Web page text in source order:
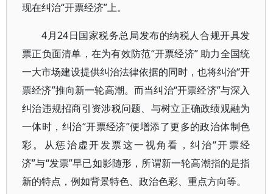
现在纠治“开票经济”上。
4月24日国家税务总局发布的纳税人合规开具发
票正负面清单，在为有效防范“开票经济” 助力全国统
一大市场建设提供纠治法律依据的同时，也将纠治“开
票经济”推向新一轮高潮。而当纠治“开票经济”与深入
纠治违规招商引资涉税问题、与树立正确政绩观融为
一体时，纠治“开票经济”便增添了更多的政治体制色
彩。从惩治虚开发票这一视角看，纠治“开票经
济”与“发票”早已如影随形，所谓新一轮高潮指的是指
新的特点，例如背景特色、政治色彩、重点方向等。